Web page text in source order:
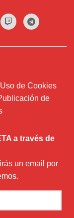
de Cookies
de
a través de
un email por